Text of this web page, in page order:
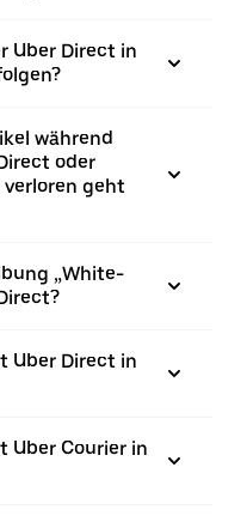
Uber Direct in
während
oder
verloren geht
„White-
Uber Direct in
Uber Courier in